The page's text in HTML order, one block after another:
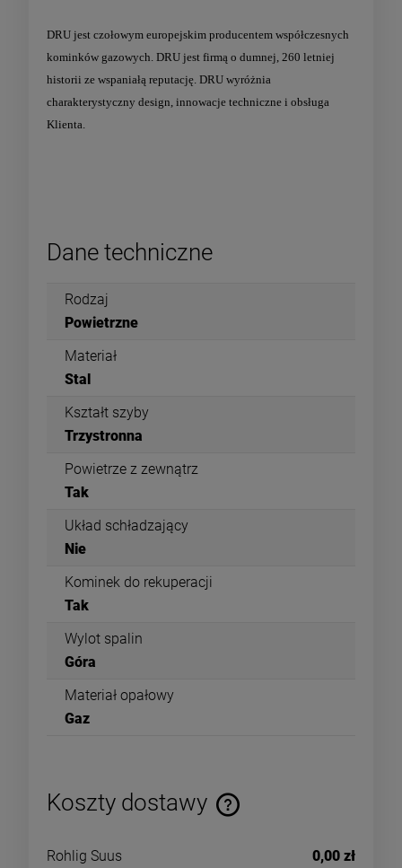
DRU jest czołowym europejskim producentem współczesnych
kominków gazowych. DRU jest firmą o dumnej, 260 letniej
historii ze wspaniałą reputację. DRU wyróżnia
charakterystyczny design, innowacje techniczne i obsługa
Klienta.
Dane techniczne
Rodzaj
Powietrzne
Materiał
Stal
Kształt szyby
Trzystronna
Powietrze z zewnątrz
Tak
Układ schładzający
Nie
Kominek do rekuperacji
Tak
Wylot spalin
Góra
Materiał opałowy
Gaz
Koszty dostawy
Rohlig Suus 0,00 zł